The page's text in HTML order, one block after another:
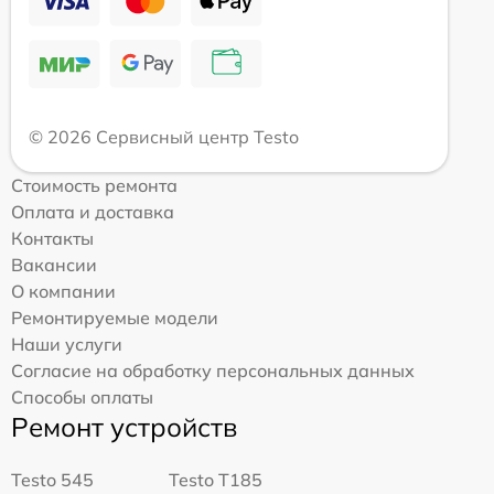
© 2026 Сервисный центр Testo
Стоимость ремонта
Оплата и доставка
Контакты
Вакансии
О компании
Ремонтируемые модели
Наши услуги
Согласие на обработку персональных данных
Способы оплаты
Ремонт устройств
Testo 545
Testo T185